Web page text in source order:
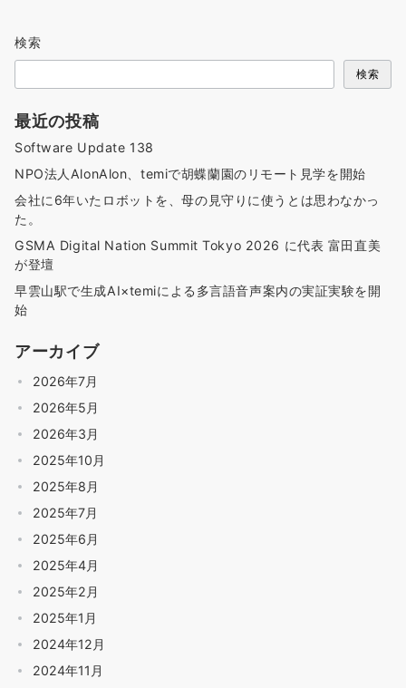
検索
検索
最近の投稿
Software Update 138
NPO法人AlonAlon、temiで胡蝶蘭園のリモート見学を開始
会社に6年いたロボットを、母の見守りに使うとは思わなかっ
た。
GSMA Digital Nation Summit Tokyo 2026 に代表 富田直美
が登壇
早雲山駅で生成AI×temiによる多言語音声案内の実証実験を開
始
アーカイブ
2026年7月
2026年5月
2026年3月
2025年10月
2025年8月
2025年7月
2025年6月
2025年4月
2025年2月
2025年1月
2024年12月
2024年11月